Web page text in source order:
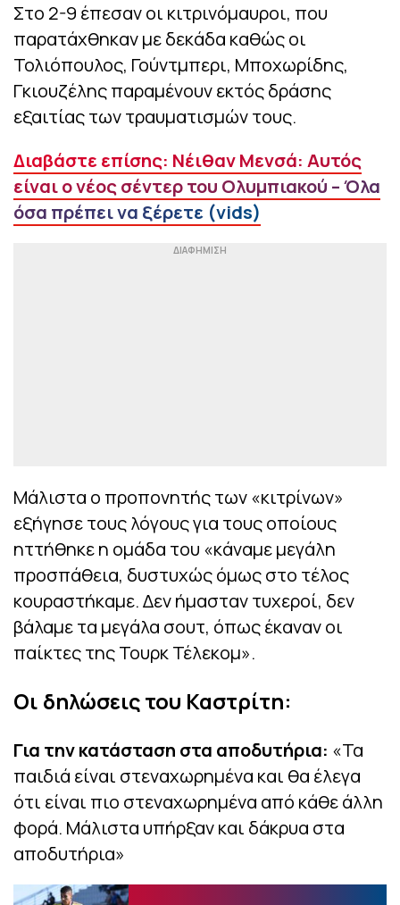
Στο 2-9 έπεσαν οι κιτρινόμαυροι, που
παρατάχθηκαν με δεκάδα καθώς οι
Τολιόπουλος, Γούντμπερι, Μποχωρίδης,
Γκιουζέλης παραμένουν εκτός δράσης
εξαιτίας των τραυματισμών τους.
Διαβάστε επίσης: Νέιθαν Μενσά: Αυτός
είναι ο νέος σέντερ του Ολυμπιακού – Όλα
όσα πρέπει να ξέρετε (vids)
Μάλιστα ο προπονητής των «κιτρίνων»
εξήγησε τους λόγους για τους οποίους
ηττήθηκε η ομάδα του «κάναμε μεγάλη
προσπάθεια, δυστυχώς όμως στο τέλος
κουραστήκαμε. Δεν ήμασταν τυχεροί, δεν
βάλαμε τα μεγάλα σουτ, όπως έκαναν οι
παίκτες της Τουρκ Τέλεκομ».
Οι δηλώσεις του Καστρίτη:
Για την κατάσταση στα αποδυτήρια: «Τα
παιδιά είναι στεναχωρημένα και θα έλεγα
ότι είναι πιο στεναχωρημένα από κάθε άλλη
φορά. Μάλιστα υπήρξαν και δάκρυα στα
αποδυτήρια»